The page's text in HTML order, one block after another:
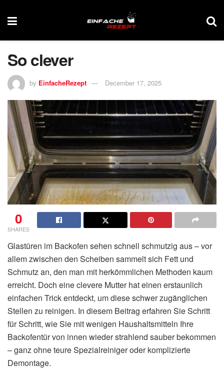
So clever
by EinfacheRezept December 17, 2025
0
SHARES
Glastüren im Backofen sehen schnell schmutzig aus – vor
allem zwischen den Scheiben sammelt sich Fett und
Schmutz an, den man mit herkömmlichen Methoden kaum
erreicht. Doch eine clevere Mutter hat einen erstaunlich
einfachen Trick entdeckt, um diese schwer zugänglichen
Stellen zu reinigen. In diesem Beitrag erfahren Sie Schritt
für Schritt, wie Sie mit wenigen Haushaltsmitteln Ihre
Backofentür von innen wieder strahlend sauber bekommen
– ganz ohne teure Spezialreiniger oder komplizierte
Demontage.